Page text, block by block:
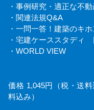
・事例研究・適正な不
・関連法規Q&A
・一問一答！建築のキホ
・宅建ケーススタディ
・WORLD VIEW
価格 1,045円（税・送
料込み）